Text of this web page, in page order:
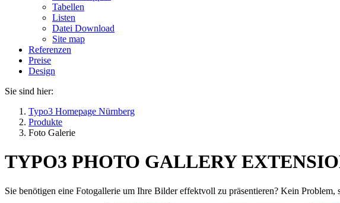
Tabellen
Listen
Datei Download
Site map
Referenzen
Preise
Design
Sie sind hier:
Typo3 Homepage Nürnberg
Produkte
Foto Galerie
TYPO3 PHOTO GALLERY
Sie benötigen eine Fotogallerie um Ihre Bilder effektvoll zu präsentieren? Kein Problem,